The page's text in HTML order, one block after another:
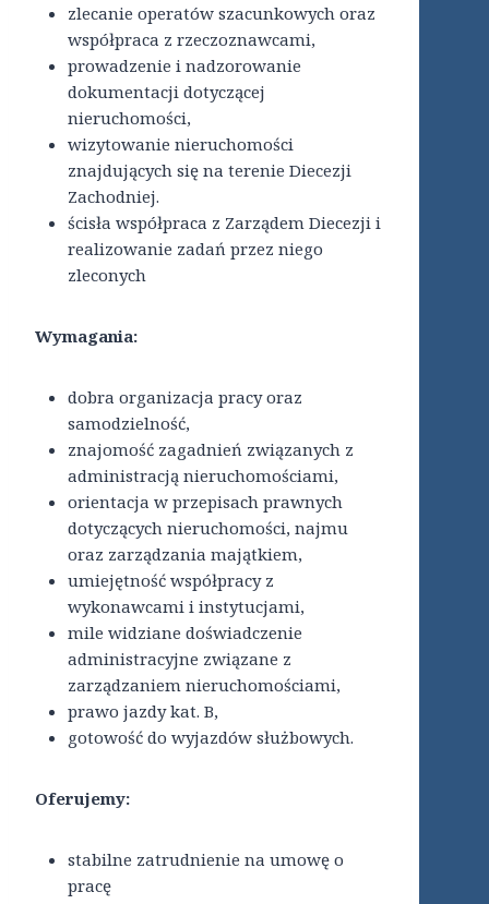
zlecanie operatów szacunkowych oraz
współpraca z rzeczoznawcami,
prowadzenie i nadzorowanie
dokumentacji dotyczącej
nieruchomości,
wizytowanie nieruchomości
znajdujących się na terenie Diecezji
Zachodniej.
ścisła współpraca z Zarządem Diecezji i
realizowanie zadań przez niego
zleconych
Wymagania:
dobra organizacja pracy oraz
samodzielność,
znajomość zagadnień związanych z
administracją nieruchomościami,
orientacja w przepisach prawnych
dotyczących nieruchomości, najmu
oraz zarządzania majątkiem,
umiejętność współpracy z
wykonawcami i instytucjami,
mile widziane doświadczenie
administracyjne związane z
zarządzaniem nieruchomościami,
prawo jazdy kat. B,
gotowość do wyjazdów służbowych.
Oferujemy:
stabilne zatrudnienie na umowę o
pracę